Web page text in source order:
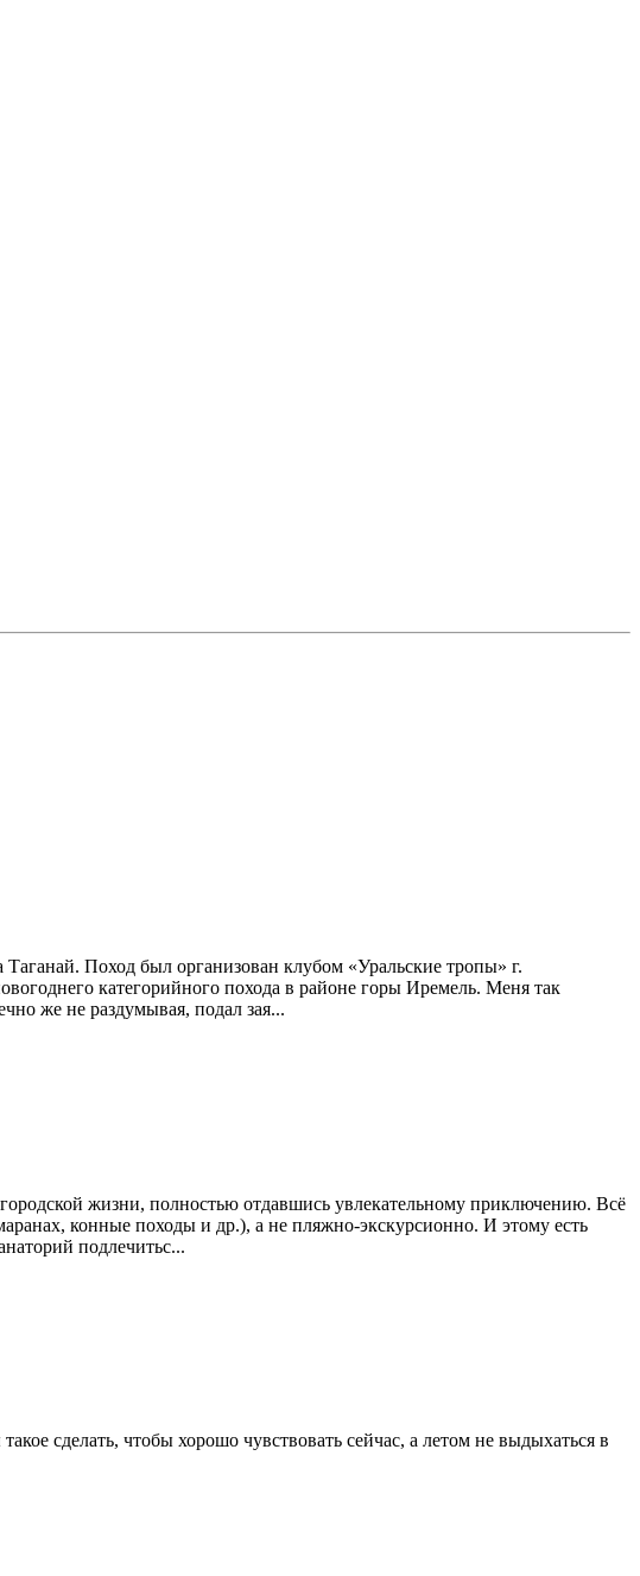
Поход был организован клубом «Уральские тропы» г.
категорийного похода в районе горы Иремель. Меня так
же не раздумывая, подал зая...
жизни, полностью отдавшись увлекательному приключению. Всё
конные походы и др.), а не пляжно-экскурсионно. И этому есть
подлечитьс...
сделать, чтобы хорошо чувствовать сейчас, а летом не выдыхаться в